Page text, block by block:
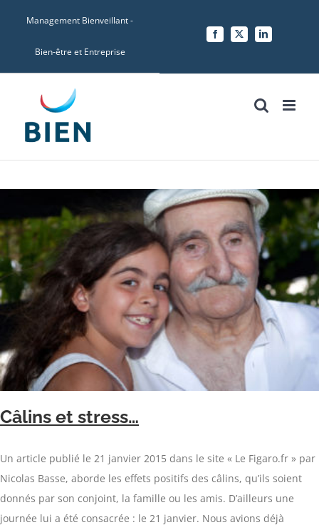
Management Bienveillant -
Bien-être et Entreprise
Facebook
X LinkedIn
Câlins et stress…
Un article publié le 21 janvier 2015 dans le site « Le Figaro.fr » par
Nicolas Basse, aborde les effets positifs des câlins, qu’ils soient
donnés par son conjoint, la famille ou les amis. D’ailleurs une
journée lui a été consacrée : le 21 janvier. Nous avions déjà